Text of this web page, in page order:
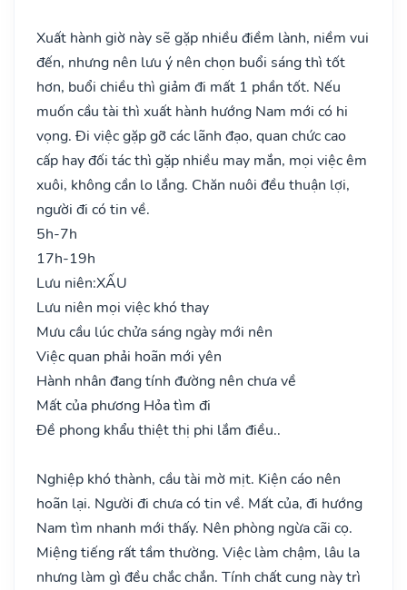
Xuất hành giờ này sẽ gặp nhiều điềm lành, niềm vui
đến, nhưng nên lưu ý nên chọn buổi sáng thì tốt
hơn, buổi chiều thì giảm đi mất 1 phần tốt. Nếu
muốn cầu tài thì xuất hành hướng Nam mới có hi
vọng. Đi việc gặp gỡ các lãnh đạo, quan chức cao
cấp hay đối tác thì gặp nhiều may mắn, mọi việc êm
xuôi, không cần lo lắng. Chăn nuôi đều thuận lợi,
người đi có tin về.
5h-7h
17h-19h
Lưu niên:XẤU
Lưu niên mọi việc khó thay
Mưu cầu lúc chửa sáng ngày mới nên
Việc quan phải hoãn mới yên
Hành nhân đang tính đường nên chưa về
Mất của phương Hỏa tìm đi
Đề phong khẩu thiệt thị phi lắm điều..
Nghiệp khó thành, cầu tài mờ mịt. Kiện cáo nên
hoãn lại. Người đi chưa có tin về. Mất của, đi hướng
Nam tìm nhanh mới thấy. Nên phòng ngừa cãi cọ.
Miệng tiếng rất tầm thường. Việc làm chậm, lâu la
nhưng làm gì đều chắc chắn. Tính chất cung này trì